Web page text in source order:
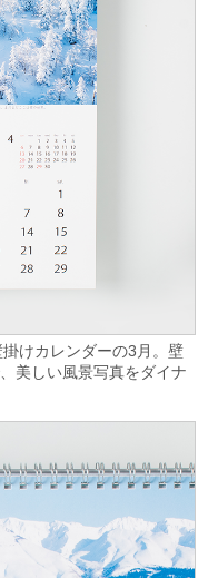
けカレンダーの3月。壁
美しい風景写真をダイナ